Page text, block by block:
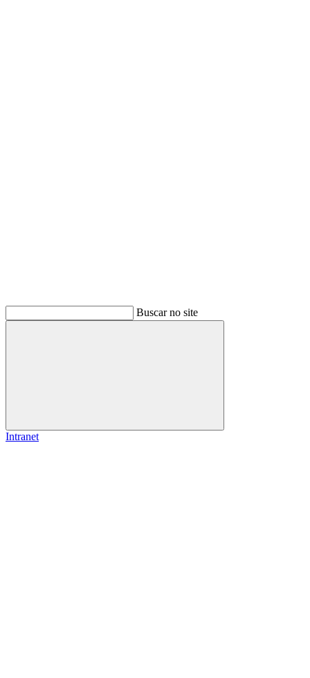
Buscar no site
Buscar
Intranet